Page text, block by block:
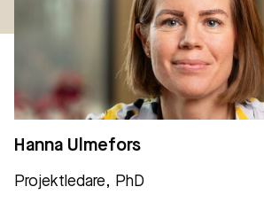
Hanna Ulmefors
Projektledare, PhD